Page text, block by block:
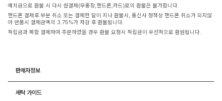
예치금으로 환불 시 다시 원결제(무통장,핸드폰,카드)로의 환불은 불가합니다.
핸드폰 결제후 부분 취소 또는 결제한 달이 지나 환불시, 통신사 정책상 핸드폰 취소가 되지않
아 반품시 결제금액의 3.75%가 차감 후 환불됩니다.
적립금과 복합 결제하여 주문하였을 경우 환불 요청시 적립금이 우선적으로 환원됩니다.
판매자정보
세탁 가이드